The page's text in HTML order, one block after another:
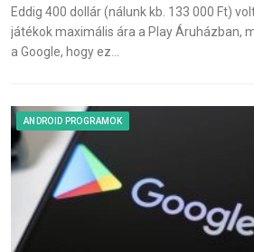
Eddig 400 dollár (nálunk kb. 133 000 Ft)
játékok maximális ára a Play Áruházban,
a Google, hogy ez…
ANDROID PROGRAMOK